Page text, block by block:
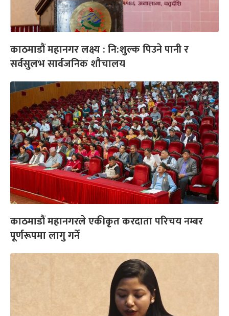
काठमाडौं महानगर लक्ष्य : नि:शुल्क पिउने पानी र
सर्वसुलभ सार्वजनिक शौचालय
काठमाडौं महानगरले एकीकृत करदाता परिचय नम्बर
पूर्णरूपमा लागु गर्ने